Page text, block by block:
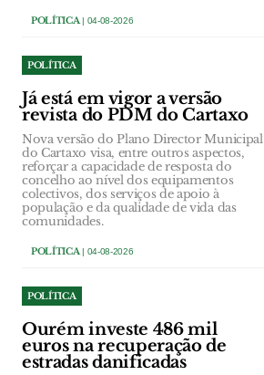
POLÍTICA| 04-08-2026
POLÍTICA
Já está em vigor a versão
revista do PDM do Cartaxo
Nova versão do Plano Director Municipal
do Cartaxo visa, entre outros aspectos,
reforçar a capacidade de resposta do
concelho ao nível dos equipamentos
colectivos, dos serviços de apoio à
população e da qualidade de vida das
comunidades.
POLÍTICA| 04-08-2026
POLÍTICA
Ourém investe 486 mil
euros na recuperação de
estradas danificadas